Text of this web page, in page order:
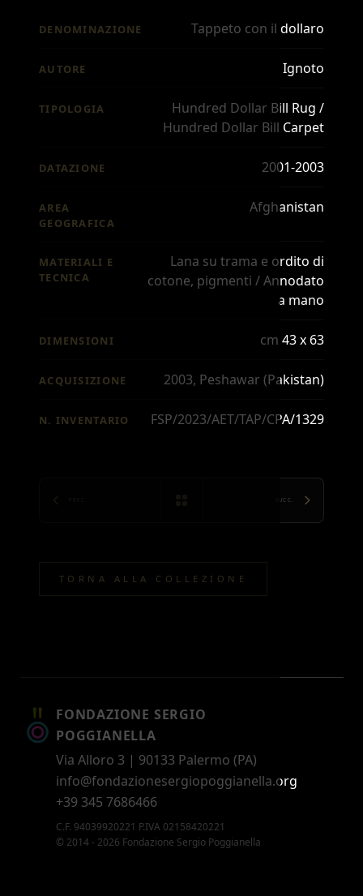
DENOMINAZIONE Tappeto con il dollaro
AUTORE Ignoto
TIPOLOGIA
Hundred Dollar Bill Rug /
Hundred Dollar Bill Carpet
DATAZIONE 2001-2003
AREA
GEOGRAFICA
Afghanistan
MATERIALI E
TECNICA
Lana su trama e ordito di
cotone, pigmenti / Annodato
a mano
DIMENSIONI cm 43 x 63
ACQUISIZIONE 2003, Peshawar (Pakistan)
N. INVENTARIO FSP/2023/AET/TAP/CPA/1329
SUCC.
TORNA ALLA COLLEZIONE
FONDAZIONE SERGIO
POGGIANELLA
Via Alloro 3 | 90133 Palermo (PA)
info@fondazionesergiopoggianella.org
+39 345 7686466
C.F. 94039920221 P.IVA 02158420221
© 2014 - 2026 Fondazione Sergio Poggianella